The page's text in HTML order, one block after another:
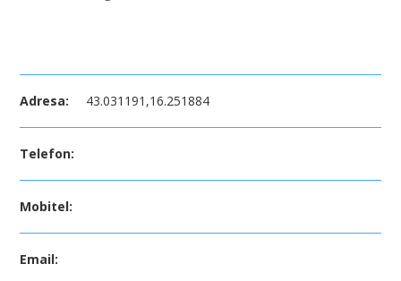
Adresa: 43.031191,16.251884
Telefon:
Mobitel:
Email: